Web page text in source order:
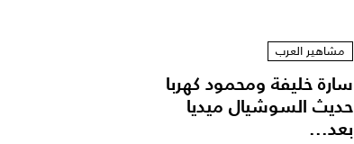
مشاهير العرب
سارة خليفة ومحمود كهربا
حديث السوشيال ميديا
بعد...